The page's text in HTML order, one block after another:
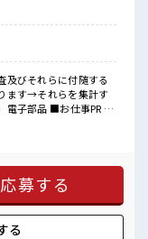
しょう！
及びそれらに付随する
ます→それらを集計す
お仕事PR ≪
できる、 残業基本ナ
人と一緒にプライベー
るので、 毎日の服装
≫ 新しいことにチャ
働く環境が整っていま
指していきましょ
応募する
る